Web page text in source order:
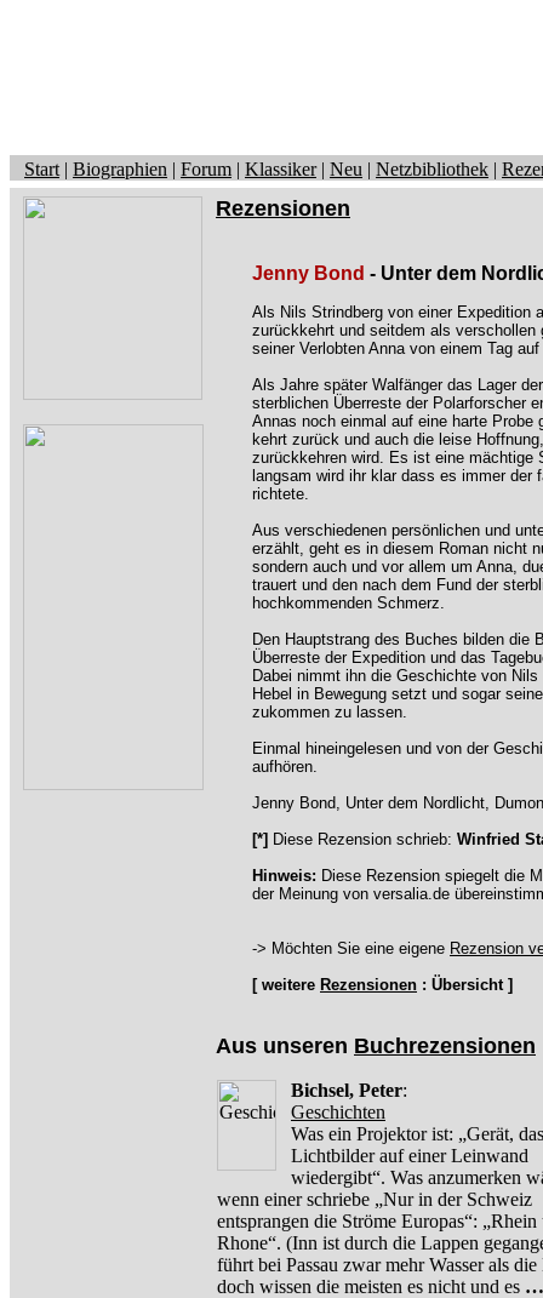
Start | Biographien | Forum | Klassiker| Neu | Netzbibliothek |
Rezensionen
Jenny Bond - Unter dem
Als Nils Strindberg von einer Expedition
zurückkehrt und seitdem als
seiner Verlobten Anna von einem Tag
Als Jahre später Walfänger das Lager
sterblichen Überreste der Polarforscher
Annas noch einmal auf eine harte Probe
kehrt zurück und auch die leise
zurückkehren wird. Es ist eine mächtige
langsam wird ihr klar dass es immer der
richtete.
Aus verschiedenen persönlichen und
erzählt, geht es in diesem Roman nicht
sondern auch und vor allem um Anna,
trauert und den nach dem Fund der
hochkommenden Schmerz.
Den Hauptstrang des Buches bilden die
Überreste der Expedition und das
Dabei nimmt ihn die Geschichte von
Hebel in Bewegung setzt und sogar
zukommen zu lassen.
Einmal hineingelesen und von der
aufhören.
Jenny Bond, Unter dem Nordlicht,
[*] Diese Rezension schrieb: Winfried
Hinweis: Diese Rezension spiegelt die
der Meinung von versalia.de
-> Möchten Sie eine eigene Rezension
[ weitere Rezensionen : Übersicht ]
Aus unseren Buchrezensionen
Bichsel, Peter:
Geschichten
Was ein Projektor ist: „Gerät, das
Lichtbilder auf einer Leinwand
wiedergibt“. Was anzumerken
wenn einer schriebe „Nur in der Schweiz
entsprangen die Ströme Europas“: „Rhein
Rhone“. (Inn ist durch die Lappen
führt bei Passau zwar mehr Wasser als
doch wissen die meisten es nicht und es …